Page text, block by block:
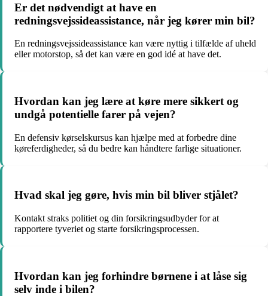
Er det nødvendigt at have en
redningsvejssideassistance, når jeg kører min bil?
En redningsvejssideassistance kan være nyttig i tilfælde af uheld
eller motorstop, så det kan være en god idé at have det.
Hvordan kan jeg lære at køre mere sikkert og
undgå potentielle farer på vejen?
En defensiv kørselskursus kan hjælpe med at forbedre dine
køreferdigheder, så du bedre kan håndtere farlige situationer.
Hvad skal jeg gøre, hvis min bil bliver stjålet?
Kontakt straks politiet og din forsikringsudbyder for at
rapportere tyveriet og starte forsikringsprocessen.
Hvordan kan jeg forhindre børnene i at låse sig
selv inde i bilen?